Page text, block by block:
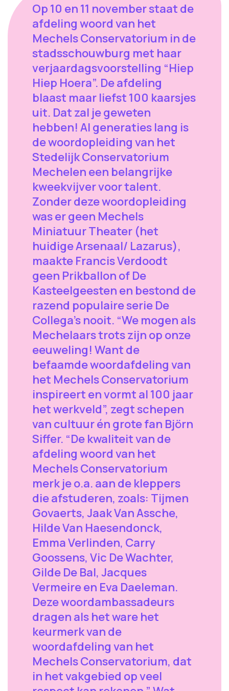
Op 10 en 11 november staat de
afdeling woord van het
Mechels Conservatorium in de
stadsschouwburg met haar
verjaardagsvoorstelling “Hiep
Hiep Hoera”. De afdeling
blaast maar liefst 100 kaarsjes
uit. Dat zal je geweten
hebben! Al generaties lang is
de woordopleiding van het
Stedelijk Conservatorium
Mechelen een belangrijke
kweekvijver voor talent.
Zonder deze woordopleiding
was er geen Mechels
Miniatuur Theater (het
huidige Arsenaal/ Lazarus),
maakte Francis Verdoodt
geen Prikballon of De
Kasteelgeesten en bestond de
razend populaire serie De
Collega’s nooit. “We mogen als
Mechelaars trots zijn op onze
eeuweling! Want de
befaamde woordafdeling van
het Mechels Conservatorium
inspireert en vormt al 100 jaar
het werkveld”, zegt schepen
van cultuur én grote fan Björn
Siffer. “De kwaliteit van de
afdeling woord van het
Mechels Conservatorium
merk je o.a. aan de kleppers
die afstuderen, zoals: Tijmen
Govaerts, Jaak Van Assche,
Hilde Van Haesendonck,
Emma Verlinden, Carry
Goossens, Vic De Wachter,
Gilde De Bal, Jacques
Vermeire en Eva Daeleman.
Deze woordambassadeurs
dragen als het ware het
keurmerk van de
woordafdeling van het
Mechels Conservatorium, dat
in het vakgebied op veel